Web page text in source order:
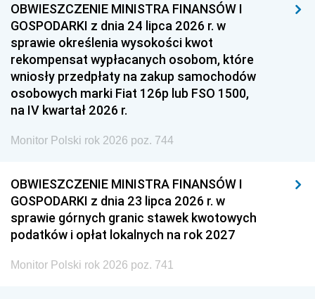
OBWIESZCZENIE MINISTRA FINANSÓW I
GOSPODARKI z dnia 24 lipca 2026 r. w
sprawie określenia wysokości kwot
rekompensat wypłacanych osobom, które
wniosły przedpłaty na zakup samochodów
osobowych marki Fiat 126p lub FSO 1500,
na IV kwartał 2026 r.
Monitor Polski rok 2026 poz. 744
OBWIESZCZENIE MINISTRA FINANSÓW I
GOSPODARKI z dnia 23 lipca 2026 r. w
sprawie górnych granic stawek kwotowych
podatków i opłat lokalnych na rok 2027
Monitor Polski rok 2026 poz. 741